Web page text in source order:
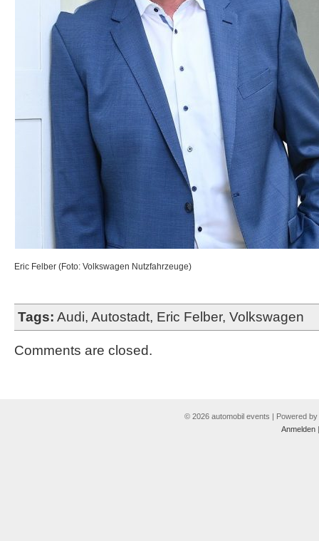
Eric Felber (Foto: Volkswagen Nutzfahrzeuge)
Tags: Audi, Autostadt, Eric Felber, Volkswagen
Comments are closed.
© 2026 automobil events | Powered by
Anmelden